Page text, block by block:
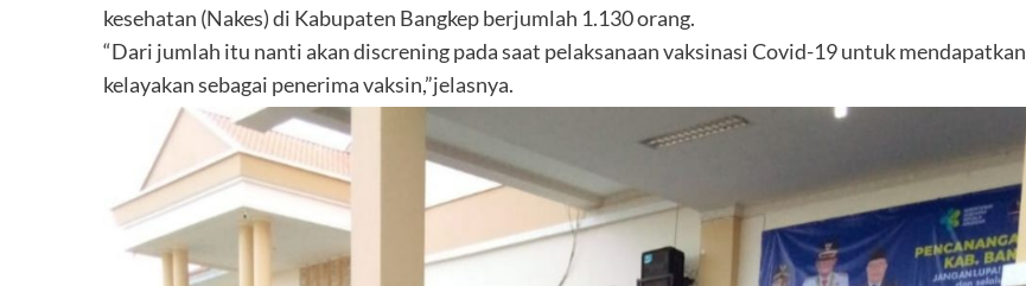
kesehatan (Nakes) di Kabupaten Bangkep berjumlah 1.130 orang.
“Dari jumlah itu nanti akan discrening pada saat pelaksanaan vaksinasi Covid-19 untuk mendapatkan
kelayakan sebagai penerima vaksin,”jelasnya.